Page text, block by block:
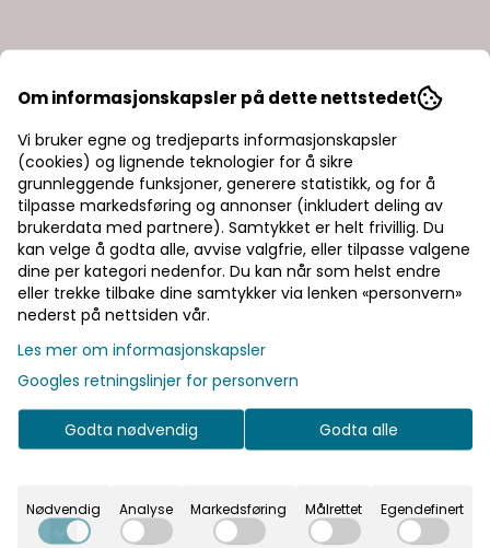
INR
INR LINC Angel Original
Dusjhjørne med Klart
Glass og Blankpolerte
...
7.995,- 10.690,-
På lager
Kjøp
Contura Shower
Contura Showerama
10-5 Classic
Pentagonal
Dusjkabinett 90x90
cm
15.995,-
På lager
Kjøp
-38%
Om informasjonskapsler på dette nettstedet
Vi bruker egne og tredjeparts informasjonskapsler
(cookies) og lignende teknologier for å sikre
grunnleggende funksjoner, generere statistikk, og for å
tilpasse markedsføring og annonser (inkludert deling av
brukerdata med partnere). Samtykket er helt frivillig. Du
kan velge å godta alle, avvise valgfrie, eller tilpasse valgene
dine per kategori nedenfor. Du kan når som helst endre
eller trekke tilbake dine samtykker via lenken «personvern»
nederst på nettsiden vår.
Les mer om informasjonskapsler
Googles retningslinjer for personvern
Godta nødvendig Godta alle
Nødvendig Analyse Markedsføring Målrettet Egendefinert